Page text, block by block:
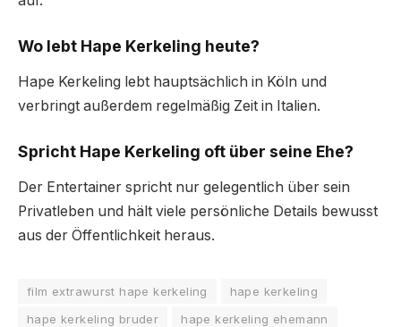
Wo lebt Hape Kerkeling heute?
Hape Kerkeling lebt hauptsächlich in Köln und
verbringt außerdem regelmäßig Zeit in Italien.
Spricht Hape Kerkeling oft über seine Ehe?
Der Entertainer spricht nur gelegentlich über sein
Privatleben und hält viele persönliche Details bewusst
aus der Öffentlichkeit heraus.
film extrawurst hape kerkeling
hape kerkeling
hape kerkeling bruder
hape kerkeling ehemann